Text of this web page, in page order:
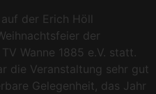
der Erich Höll
der
Wanne 1885 e.V. statt.
die Veranstaltung sehr gut
Gelegenheit, das Jahr